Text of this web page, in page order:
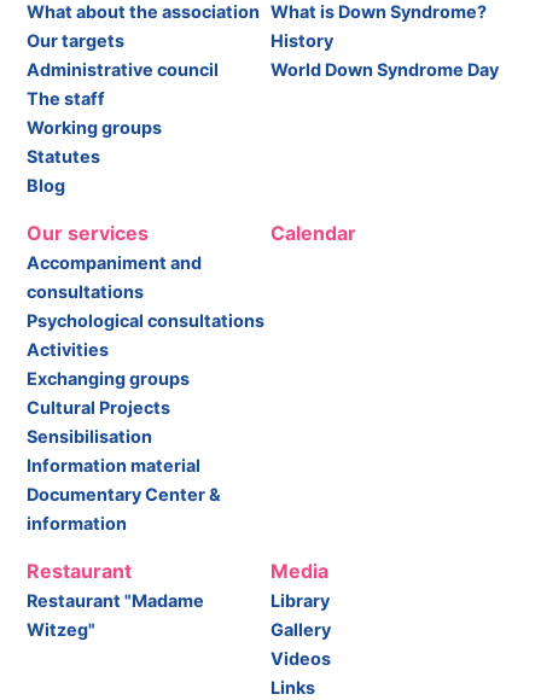
What about the association
Our targets
Administrative council
The staff
Working groups
Statutes
Blog
What is Down Syndrome?
History
World Down Syndrome Day
Our services
Accompaniment and
consultations
Psychological consultations
Activities
Exchanging groups
Cultural Projects
Sensibilisation
Information material
Documentary Center &
information
Calendar
Restaurant
Restaurant "Madame
Witzeg"
Media
Library
Gallery
Videos
Links